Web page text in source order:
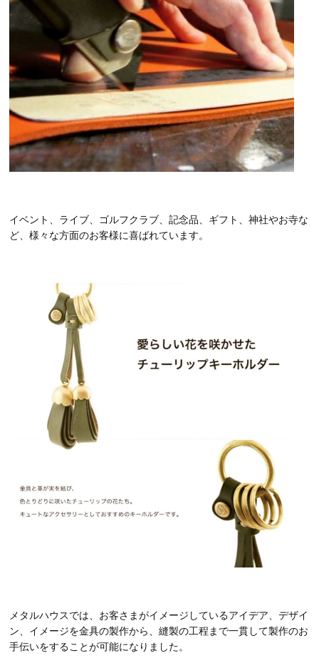
イベント、ライブ、ゴルフクラブ、記念品、ギフト、神社やお寺な
ど、様々な方面のお客様に喜ばれています。
メタルハウスでは、お客さまがイメージしているアイデア、デザイ
ン、イメージを金具の製作から、縫製の工程まで一貫して製作のお
手伝いをすることが可能になりました。